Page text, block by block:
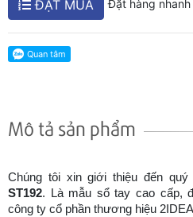
ĐẶT MUA Đặt hàng nhanh
Mô tả sản phẩm
Chúng tôi xin giới thiệu đến
ST192. Là mẫu sổ tay cao cấp,
công ty cổ phần thương hiệu